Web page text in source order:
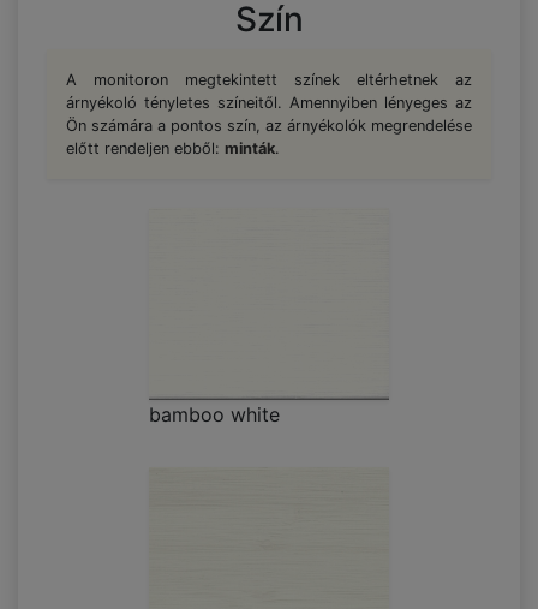
Szín
A monitoron megtekintett színek eltérhetnek az
árnyékoló tényletes színeitől. Amennyiben lényeges az
Ön számára a pontos szín, az árnyékolók megrendelése
előtt rendeljen ebből: minták.
bamboo white